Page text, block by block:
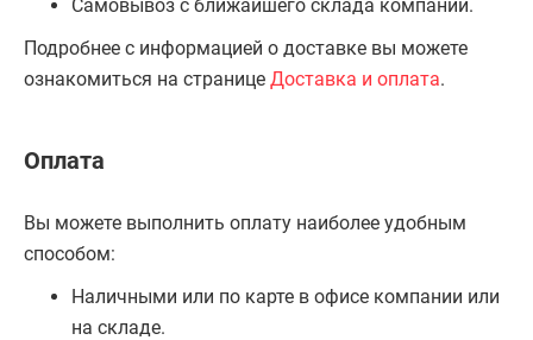
Самовывоз с ближайшего склада компании.
Подробнее с информацией о доставке вы можете
ознакомиться на странице Доставка и оплата.
Оплата
Вы можете выполнить оплату наиболее удобным
способом:
Наличными или по карте в офисе компании или
на складе.